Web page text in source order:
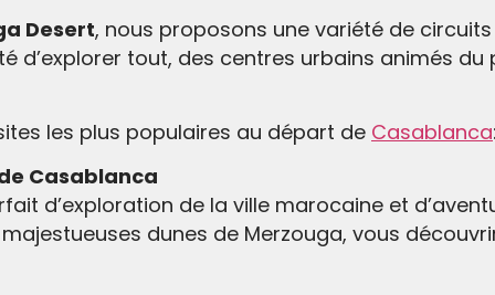
Desert, nous proposons une variété de
d’explorer tout, des centres urbains animés
les plus populaires au départ de Casablanca
Casablanca
d’exploration de la ville marocaine et
dunes de Merzouga, vous